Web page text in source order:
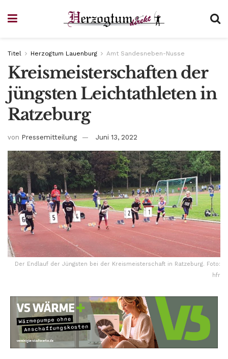
Titel Herzogtum Lauenburg Amt Sandesneben-Nusse
Kreismeisterschaften der
jüngsten Leichtathleten in
Ratzeburg
von Pressemitteilung Juni 13, 2022
Der Endlauf der Jüngsten bei der Kreismeisterschaft in Ratzeburg. Foto:
hfr